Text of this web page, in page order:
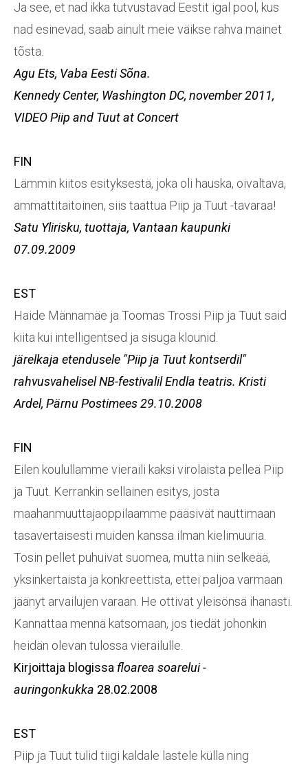
Ja see, et nad ikka tutvustavad Eestit igal pool, kus
nad esinevad, saab ainult meie väikse rahva mainet
tõsta.
Agu Ets, Vaba Eesti Sõna.
Kennedy Center, Washington DC, november2011,
VIDEOPiip and Tuut at Concert
FIN
Lämmin kiitos esityksestä, joka oli hauska, oivaltava,
ammattitaitoinen, siis taattua Piip ja Tuut -tavaraa!
Satu Ylirisku, tuottaja, Vantaan kaupunki
07.09.2009
EST
Haide Männamäe ja Toomas Trossi Piip ja Tuut said
kiita kui intelligentsed ja sisuga klounid.
järelkaja etendusele "Piip ja Tuut kontserdil"
rahvusvahelisel NB-festivalil Endla teatris. Kristi
Ardel, Pärnu Postimees 29.10.2008
FIN
Eilen koulullamme vieraili kaksi virolaista pelleä Piip
ja Tuut. Kerrankin sellainen esitys, josta
maahanmuuttajaoppilaamme pääsivät nauttimaan
tasavertaisesti muiden kanssa ilman kielimuuria.
Tosin pellet puhuivat suomea, mutta niin selkeää,
yksinkertaista ja konkreettista, ettei paljoa varmaan
jäänyt arvailujen varaan. He ottivat yleisönsä ihanasti.
Kannattaa mennä katsomaan, jos tiedät johonkin
heidän olevan tulossa vierailulle.
Kirjoittaja blogissa floarea soarelui -
auringonkukka 28.02.2008
EST
Piip ja Tuut tulid tiigi kaldale lastele külla ning